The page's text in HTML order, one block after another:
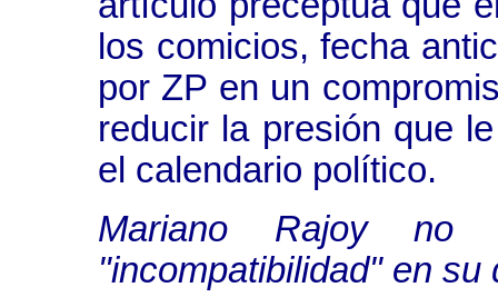
los comicios, fecha
por ZP en un
reducir la presión que
el calendario político.
Mariano Rajoy no
"incompatibilidad" en